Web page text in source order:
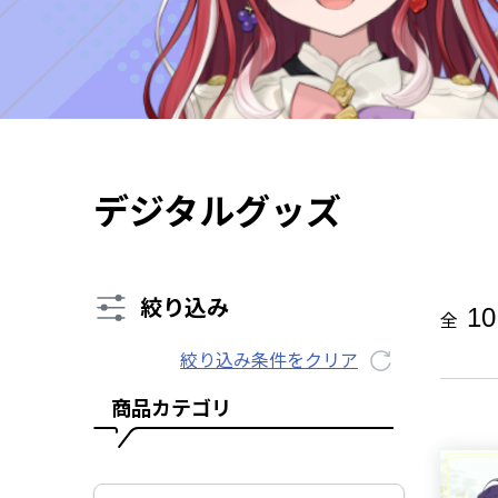
デジタルグッズ
絞り込み
絞り込み条件をクリア
商品カテゴリ
全 10